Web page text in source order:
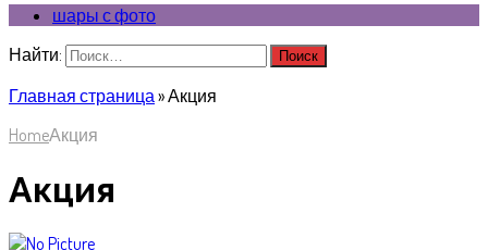
шары с фото
Найти:
Главная страница»Акция
HomeАкция
Акция